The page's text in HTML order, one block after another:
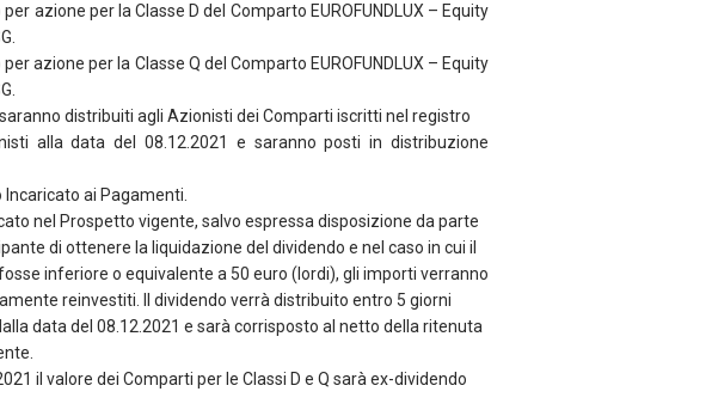
per azione per la Classe D del Comparto EUROFUNDLUX – Equity
per azione per la Classe Q del Comparto EUROFUNDLUX – Equity
saranno distribuiti agli Azionisti dei Comparti iscritti nel registro
alla data del 08.12.2021 e saranno posti in distribuzione
ai Pagamenti.
nel Prospetto vigente, salvo espressa disposizione da parte
di ottenere la liquidazione del dividendo e nel caso in cui il
inferiore o equivalente a 50 euro (lordi), gli importi verranno
reinvestiti. Il dividendo verrà distribuito entro 5 giorni
data del 08.12.2021 e sarà corrisposto al netto della ritenuta
il valore dei Comparti per le Classi D e Q sarà ex-dividendo